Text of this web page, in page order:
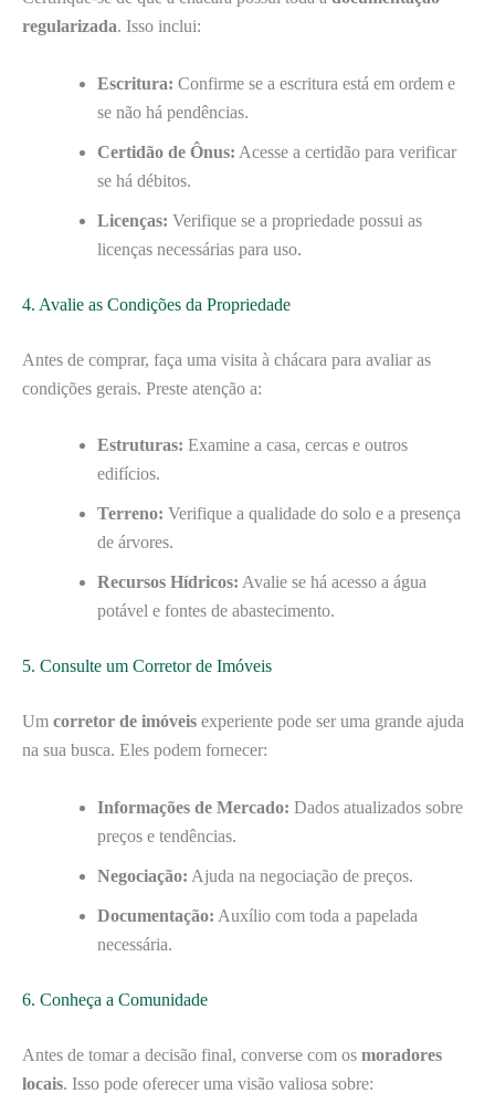
regularizada. Isso inclui:
Escritura: Confirme se a escritura está em ordem e
se não há pendências.
Certidão de Ônus: Acesse a certidão para verificar
se há débitos.
Licenças: Verifique se a propriedade possui as
licenças necessárias para uso.
4. Avalie as Condições da Propriedade
Antes de comprar, faça uma visita à chácara para avaliar as
condições gerais. Preste atenção a:
Estruturas: Examine a casa, cercas e outros
edifícios.
Terreno: Verifique a qualidade do solo e a presença
de árvores.
Recursos Hídricos: Avalie se há acesso a água
potável e fontes de abastecimento.
5. Consulte um Corretor de Imóveis
Um corretor de imóveis experiente pode ser uma grande ajuda
na sua busca. Eles podem fornecer:
Informações de Mercado: Dados atualizados sobre
preços e tendências.
Negociação: Ajuda na negociação de preços.
Documentação: Auxílio com toda a papelada
necessária.
6. Conheça a Comunidade
Antes de tomar a decisão final, converse com os moradores
locais. Isso pode oferecer uma visão valiosa sobre: